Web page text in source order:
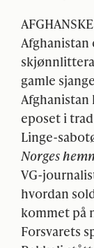
AFGHANSKE
Afghanistan
gamle
eposet i
Linge-
Norges
VG-
hvordan
kommet på
Forsvarets